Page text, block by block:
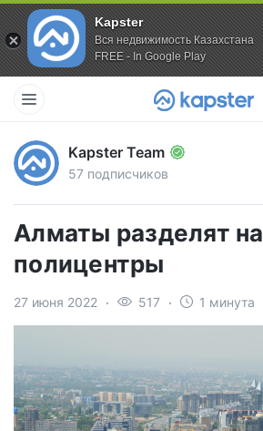
Kapster
Вся недвижимость Казахстана
FREE - In Google Play
Kapster Team
57 подписчиков
Алматы разделят на
полицентры
27 июня 2022 517 1 минута